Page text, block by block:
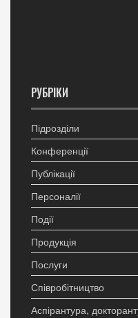
РУБРІКИ
Підрозділи
Конференції
Публікації
Персоналії
Події
Продукція
Послуги
Співробітництво
Аспірантура,